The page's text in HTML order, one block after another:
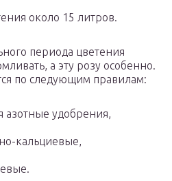
около 15 литров.
периода цветения
а эту розу особенно.
по следующим правилам:
азотные удобрения,
кальциевые,